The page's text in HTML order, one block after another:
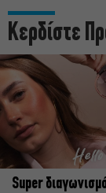
Κερδίστε
Super